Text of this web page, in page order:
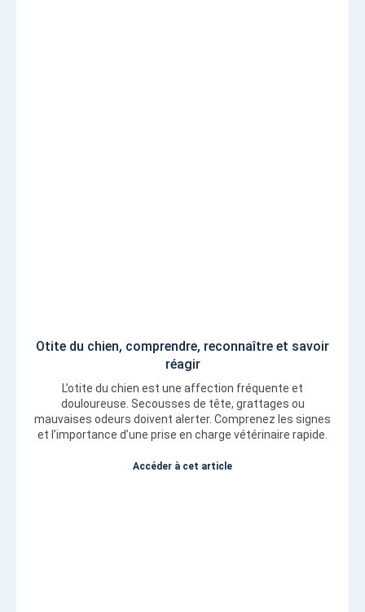
Otite du chien, comprendre, reconnaître et savoir
réagir
L’otite du chien est une affection fréquente et
douloureuse. Secousses de tête, grattages ou
mauvaises odeurs doivent alerter. Comprenez les signes
et l’importance d’une prise en charge vétérinaire rapide.
Accéder à cet article